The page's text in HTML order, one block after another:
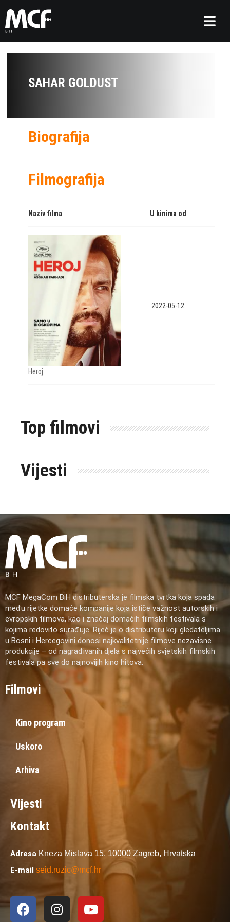
SAHAR GOLDUST
Biografija
Filmografija
Naziv filma U kinima od
Heroj
2022-05-12
Top filmovi
Vijesti
MCF MegaCom BiH distributerska je filmska tvrtka koja spada
među rijetke domaće kompanije koja ističe važnost autorskih i
evropskih filmova, kao i značaj domaćih filmskih festivala s
kojima redovito surađuje. Riječ je o distributeru koji gledateljima
u Bosni i Hercegovini donosi najkvalitetnije filmove nezavisne
produkcije – od nagrađivanih djela s najvećih svjetskih filmskih
festivala pa sve do najnovijih kino hitova.
Filmovi
Kino program
Uskoro
Arhiva
Vijesti
Kontakt
Adresa Kneza Mislava 15, 10000 Zagreb, Hrvatska
E-mail seid.ruzic@mcf.hr